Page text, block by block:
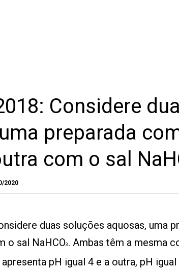
Considere
preparada
com o sal
2020
duas soluções aquosas, uma
o sal NaHCO3 . Ambas têm a mesma
pH igual 4 e a outra, pH igual